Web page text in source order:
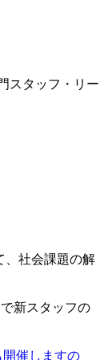
スタッフ・リー
、社会課題の解
新スタッフの
開催しますの